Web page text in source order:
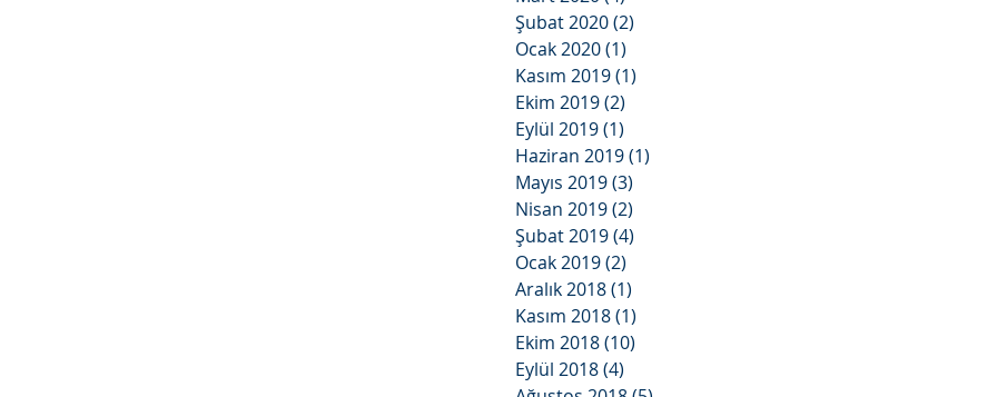
Şubat 2020(2)
Ocak 2020(1)
Kasım 2019(1)
Ekim 2019(2)
Eylül 2019(1)
Haziran 2019(1)
Mayıs 2019(3)
Nisan 2019(2)
Şubat 2019(4)
Ocak 2019(2)
Aralık 2018(1)
Kasım 2018(1)
Ekim 2018(10)
Eylül 2018(4)